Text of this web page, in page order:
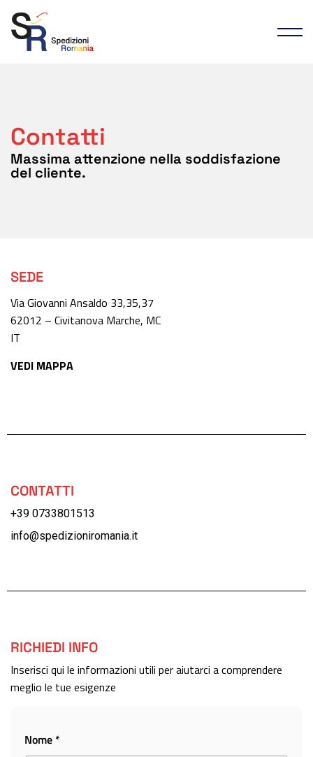
Contatti
Massima attenzione nella soddisfazione
del cliente.
SEDE
Via Giovanni Ansaldo 33,35,37
62012 – Civitanova Marche, MC
IT
VEDI MAPPA
CONTATTI
+39 0733801513
info@spedizioniromania.it
RICHIEDI INFO
Inserisci qui le informazioni utili per aiutarci a comprendere
meglio le tue esigenze
Nome *